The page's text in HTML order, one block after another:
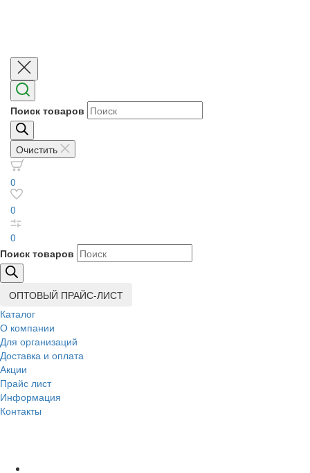
Поиск товаров
Очистить
0
0
0
Поиск товаров
ОПТОВЫЙ ПРАЙС-ЛИСТ
Каталог
О компании
Для организаций
Доставка и оплата
Акции
Прайс лист
Информация
Контакты